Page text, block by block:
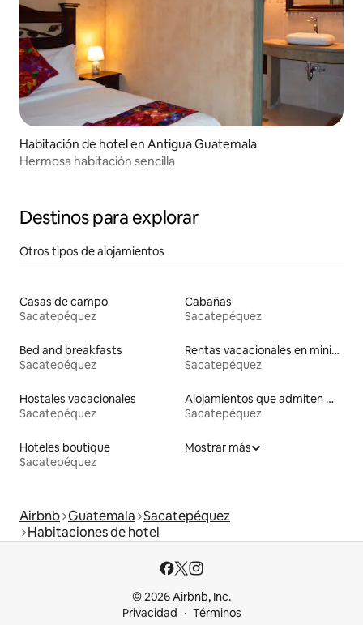
Habitación de hotel en Antigua Guatemala
Hermosa habitación sencilla
Destinos para explorar
Otros tipos de alojamientos
Casas de campo
Sacatepéquez
Cabañas
Sacatepéquez
Bed and breakfasts
Sacatepéquez
Rentas vacacionales en minicasas
Sacatepéquez
Hostales vacacionales
Sacatepéquez
Alojamientos que admiten mascotas
Sacatepéquez
Hoteles boutique
Sacatepéquez
Mostrar más
Airbnb Guatemala Sacatepéquez
Habitaciones de hotel
© 2026 Airbnb, Inc.
Privacidad
Términos